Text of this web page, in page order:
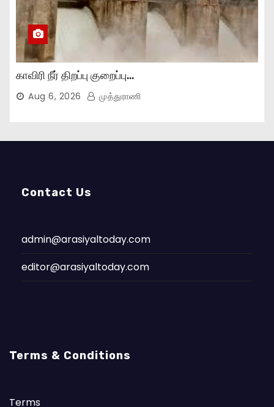
காவிரி நீர் திறப்பு குறைப்பு…
Aug 6, 2026 முத்துராணி
Contact Us
admin@arasiyaltoday.com
editor@arasiyaltoday.com
Terms & Conditions
Terms